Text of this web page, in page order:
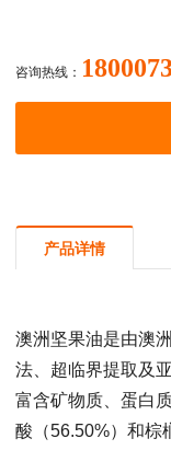
咨询热线：
产品详情
澳洲坚果油是由澳
法、超临界提取及
富含矿物质、蛋白
酸（56.50%）和棕